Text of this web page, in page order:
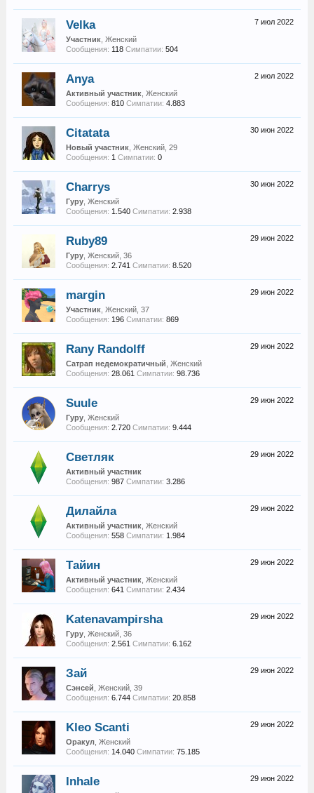
7 июл 2022
Velka
Участник, Женский
Сообщения: 118 Симпатии: 504
2 июл 2022
Anya
Активный участник, Женский
Сообщения: 810 Симпатии: 4.883
30 июн 2022
Citatata
Новый участник, Женский, 29
Сообщения: 1 Симпатии: 0
30 июн 2022
Charrys
Гуру, Женский
Сообщения: 1.540 Симпатии: 2.938
29 июн 2022
Ruby89
Гуру, Женский, 36
Сообщения: 2.741 Симпатии: 8.520
29 июн 2022
margin
Участник, Женский, 37
Сообщения: 196 Симпатии: 869
29 июн 2022
Rany Randolff
Сатрап недемократичный , Женский
Сообщения: 28.061 Симпатии: 98.736
29 июн 2022
Suule
Гуру, Женский
Сообщения: 2.720 Симпатии: 9.444
29 июн 2022
Светляк
Активный участник
Сообщения: 987 Симпатии: 3.286
29 июн 2022
Дилайла
Активный участник, Женский
Сообщения: 558 Симпатии: 1.984
29 июн 2022
Тайин
Активный участник, Женский
Сообщения: 641 Симпатии: 2.434
29 июн 2022
Katenavampirsha
Гуру, Женский, 36
Сообщения: 2.561 Симпатии: 6.162
29 июн 2022
Зай
Сэнсей , Женский, 39
Сообщения: 6.744 Симпатии: 20.858
29 июн 2022
Kleo Scanti
Оракул, Женский
Сообщения: 14.040 Симпатии: 75.185
29 июн 2022
Inhale